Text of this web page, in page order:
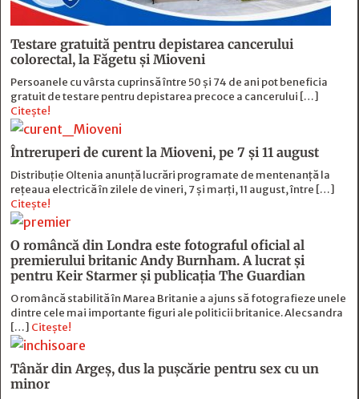
Testare gratuită pentru depistarea cancerului
colorectal, la Făgetu și Mioveni
Persoanele cu vârsta cuprinsă între 50 și 74 de ani pot beneficia
gratuit de testare pentru depistarea precoce a cancerului […]
Citește!
Întreruperi de curent la Mioveni, pe 7 și 11 august
Distribuție Oltenia anunță lucrări programate de mentenanță la
rețeaua electrică în zilele de vineri, 7 și marți, 11 august, între […]
Citește!
O româncă din Londra este fotograful oficial al
premierului britanic Andy Burnham. A lucrat și
pentru Keir Starmer și publicația The Guardian
O româncă stabilită în Marea Britanie a ajuns să fotografieze unele
dintre cele mai importante figuri ale politicii britanice. Alecsandra
[…] Citește!
Tânăr din Argeș, dus la pușcărie pentru sex cu un
minor